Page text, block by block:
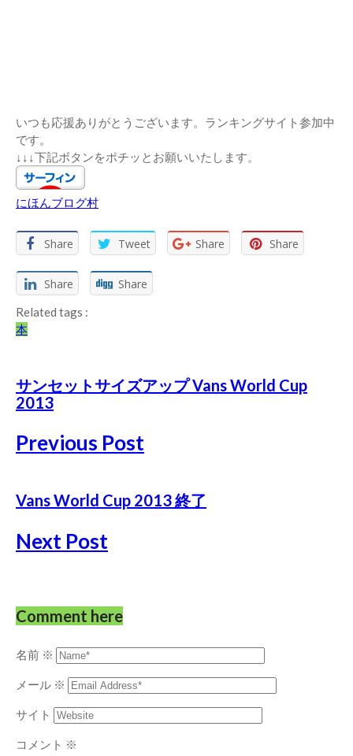
いつも応援ありがとうございます。ランキングサイト参加中
です。
↓↓↓下記ボタンをポチッとお願いいたします。
にほんブログ村
Share Tweet Share Share
Share Share
Related tags :
本
サンセットサイズアップ Vans World Cup
2013
Previous Post
Vans World Cup 2013 終了
Next Post
Comment here
名前 ※
メール ※
サイト
コメント ※